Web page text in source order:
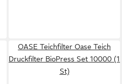
OASE Teichfilter Oase Teich
Druckfilter BioPress Set 10000 (1
St)